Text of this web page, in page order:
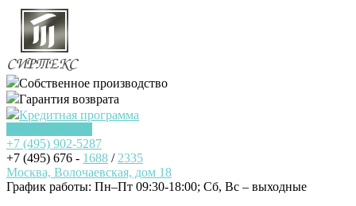
Собственное производство
Гарантия возврата
Кредитная программа
+7 (495) 902-5287
+7 (495) 676 - 1688 / 2335
Москва, Волочаевская, дом 18
График работы: Пн–Пт 09:30-18:00; Cб, Вс – выходные